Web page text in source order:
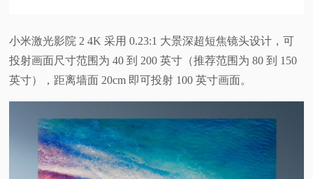
科
普
小米激光影院 2 4K 采用 0.23:1 大景深超短焦镜头设计，可
投射画面尺寸范围为 40 到 200 英寸（推荐范围为 80 到 150
英寸），距离墙面 20cm 即可投射 100 英寸画面。